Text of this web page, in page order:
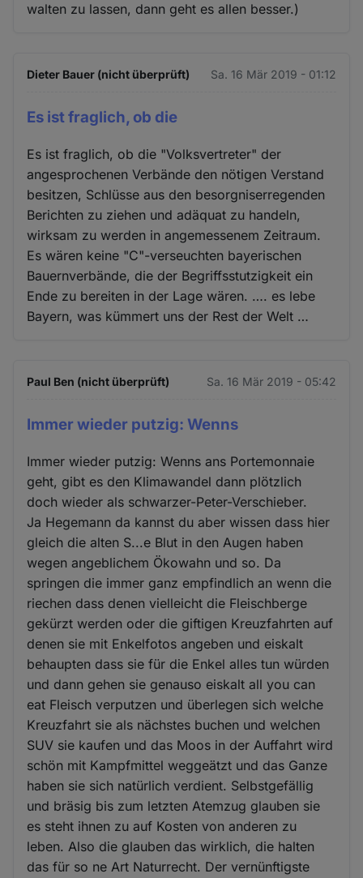
walten zu lassen, dann geht es allen besser.)
Dieter Bauer (nicht überprüft) Sa. 16 Mär 2019 - 01:12
Es ist fraglich, ob die
Es ist fraglich, ob die "Volksvertreter" der
angesprochenen Verbände den nötigen Verstand
besitzen, Schlüsse aus den besorgniserregenden
Berichten zu ziehen und adäquat zu handeln,
wirksam zu werden in angemessenem Zeitraum.
Es wären keine "C"-verseuchten bayerischen
Bauernverbände, die der Begriffsstutzigkeit ein
Ende zu bereiten in der Lage wären. …. es lebe
Bayern, was kümmert uns der Rest der Welt …
Paul Ben (nicht überprüft) Sa. 16 Mär 2019 - 05:42
Immer wieder putzig: Wenns
Immer wieder putzig: Wenns ans Portemonnaie
geht, gibt es den Klimawandel dann plötzlich
doch wieder als schwarzer-Peter-Verschieber.
Ja Hegemann da kannst du aber wissen dass hier
gleich die alten S...e Blut in den Augen haben
wegen angeblichem Ökowahn und so. Da
springen die immer ganz empfindlich an wenn die
riechen dass denen vielleicht die Fleischberge
gekürzt werden oder die giftigen Kreuzfahrten auf
denen sie mit Enkelfotos angeben und eiskalt
behaupten dass sie für die Enkel alles tun würden
und dann gehen sie genauso eiskalt all you can
eat Fleisch verputzen und überlegen sich welche
Kreuzfahrt sie als nächstes buchen und welchen
SUV sie kaufen und das Moos in der Auffahrt wird
schön mit Kampfmittel weggeätzt und das Ganze
haben sie sich natürlich verdient. Selbstgefällig
und bräsig bis zum letzten Atemzug glauben sie
es steht ihnen zu auf Kosten von anderen zu
leben. Also die glauben das wirklich, die halten
das für so ne Art Naturrecht. Der vernünftigste